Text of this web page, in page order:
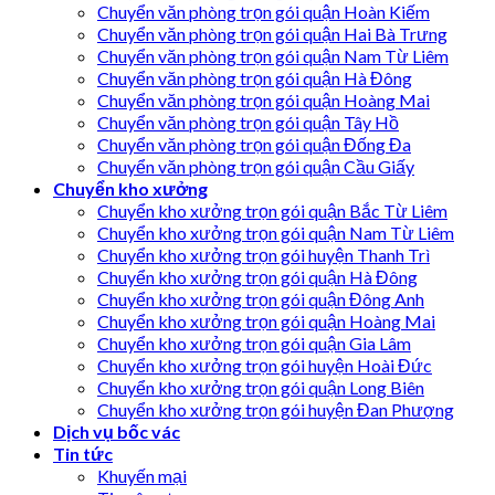
Chuyển văn phòng trọn gói quận Hoàn Kiếm
Chuyển văn phòng trọn gói quận Hai Bà Trưng
Chuyển văn phòng trọn gói quận Nam Từ Liêm
Chuyển văn phòng trọn gói quận Hà Đông
Chuyển văn phòng trọn gói quận Hoàng Mai
Chuyển văn phòng trọn gói quận Tây Hồ
Chuyển văn phòng trọn gói quận Đống Đa
Chuyển văn phòng trọn gói quận Cầu Giấy
Chuyển kho xưởng
Chuyển kho xưởng trọn gói quận Bắc Từ Liêm
Chuyển kho xưởng trọn gói quận Nam Từ Liêm
Chuyển kho xưởng trọn gói huyện Thanh Trì
Chuyển kho xưởng trọn gói quận Hà Đông
Chuyển kho xưởng trọn gói quận Đông Anh
Chuyển kho xưởng trọn gói quận Hoàng Mai
Chuyển kho xưởng trọn gói quận Gia Lâm
Chuyển kho xưởng trọn gói huyện Hoài Đức
Chuyển kho xưởng trọn gói quận Long Biên
Chuyển kho xưởng trọn gói huyện Đan Phượng
Dịch vụ bốc vác
Tin tức
Khuyến mại